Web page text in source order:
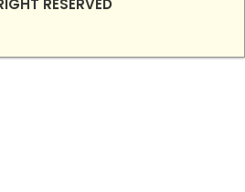
RESERVED